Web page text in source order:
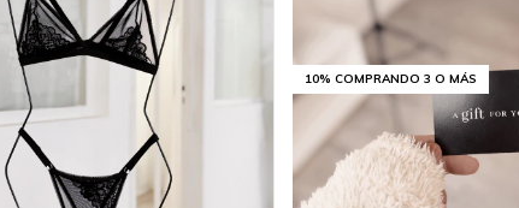
10% COMPRANDO 3 O MÁS